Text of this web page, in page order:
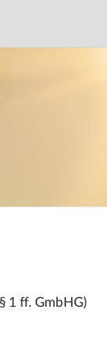
1 ff. GmbHG)